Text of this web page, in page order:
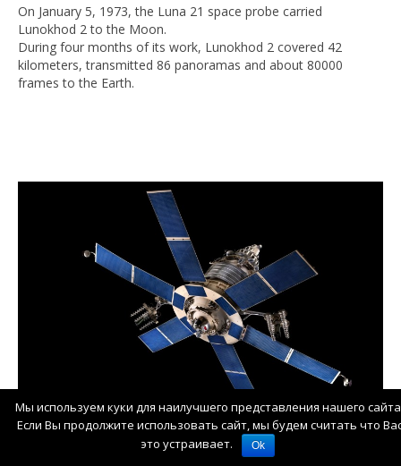
On January 5, 1973, the Luna 21 space probe carried
Lunokhod 2 to the Moon.
During four months of its work, Lunokhod 2 covered 42
kilometers, transmitted 86 panoramas and about 80000
frames to the Earth.
Спутник связи «Молния-1».
Предназначен для ретрансляции радио- и телевизионных
Мы используем куки для наилучшего представления нашего
Если Вы продолжите использовать сайт, мы будем считать что
это устраивает.
Ok